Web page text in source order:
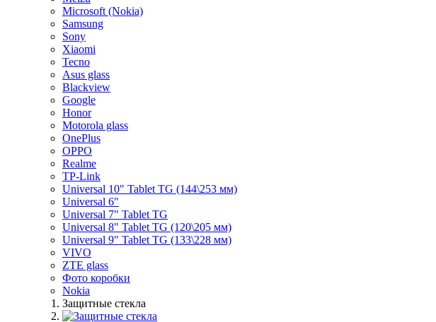
Microsoft (Nokia)
Samsung
Sony
Xiaomi
Tecno
Asus glass
Blackview
Google
Honor
Motorola glass
OnePlus
OPPO
Realme
TP-Link
Universal 10" Tablet TG (144\253 мм)
Universal 6"
Universal 7" Tablet TG
Universal 8" Tablet TG (120\205 мм)
Universal 9" Tablet TG (133\228 мм)
VIVO
ZTE glass
Фото коробки
Nokia
Защитные стекла